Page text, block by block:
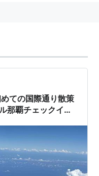
ての国際通り散策
那覇チェックイ